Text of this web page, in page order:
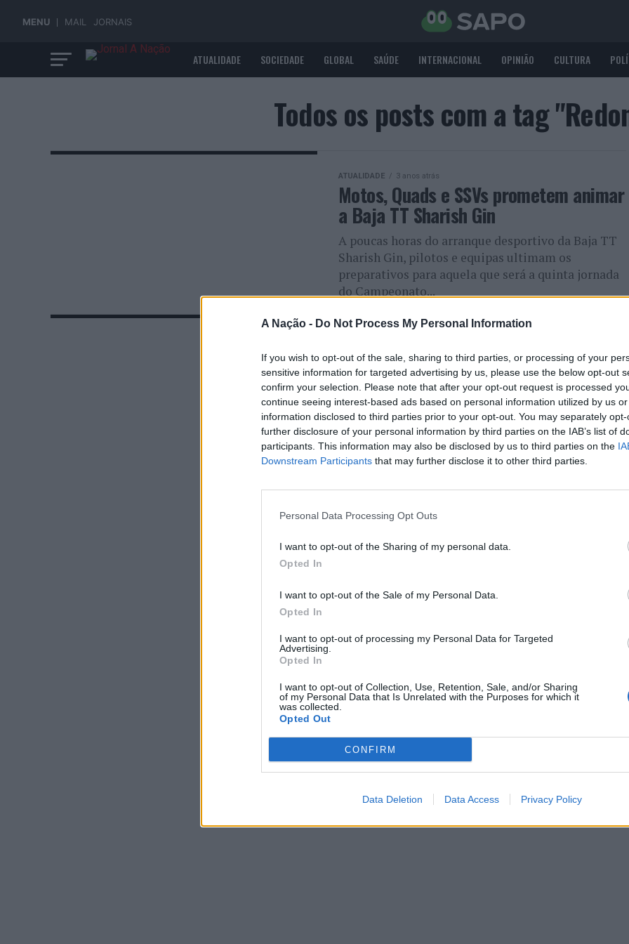
A Nação - Do Not Process My Personal Information
If you wish to opt-out of the sale, sharing to third parties, or processing of your
sensitive information for targeted advertising by us, please use the below opt-out
confirm your selection. Please note that after your opt-out request is processed
continue seeing interest-based ads based on personal information utilized by us
information disclosed to third parties prior to your opt-out. You may separately
further disclosure of your personal information by third parties on the IAB’s list of
participants. This information may also be disclosed by us to third parties on the
Downstream Participants that may further disclose it to other third parties.
Personal Data Processing Opt Outs
I want to opt-out of the Sharing of my personal data.
Opted In
I want to opt-out of the Sale of my Personal Data.
Opted In
I want to opt-out of processing my Personal Data for Targeted
Advertising.
Opted In
I want to opt-out of Collection, Use, Retention, Sale, and/or Sharing
of my Personal Data that Is Unrelated with the Purposes for which it
was collected.
Opted Out
CONFIRM
Data Deletion Data Access Privacy Policy
MENU MAIL JORNAIS
ATUALIDADE SOCIEDADE GLOBAL SAÚDE INTERNACIONAL OPINIÃO CULTURA
Todos os posts com a tag
ATUALIDADE 3 anos atrás
Motos, Quads e SSVs prometem animar
a Baja TT Sharish Gin
A poucas horas do arranque desportivo da Baja TT
Sharish Gin, pilotos e equipas ultimam os
preparativos para aquela que será a quinta jornada
do Campeonato...
Baja TT Sharish Gin com 90 inscritos
na competição auto
Inscrições FMP e FIM Europe decorrem até dia 17